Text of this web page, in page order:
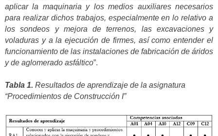
aplicar la maquinaria y los medios auxiliares necesarios
para realizar dichos trabajos, especialmente en lo relativo a
los sondeos y mejora de terrenos, las excavaciones y
voladuras y a la ejecución de firmes, así como entender el
funcionamiento de las instalaciones de fabricación de áridos
y de aglomerado asfáltico”.
Tabla 1. Resultados de aprendizaje de la asignatura
“Procedimientos de Construcción I”